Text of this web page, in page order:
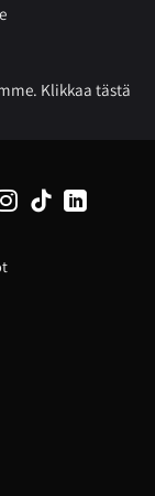
Klikkaa tästä